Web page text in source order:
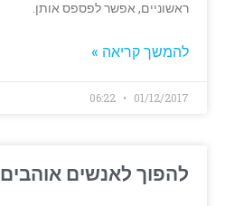
ראשוניים, אפשר לפספס אותן.
להמשך קריאה »
01/12/2017
להפוך לאנשים אוהבים